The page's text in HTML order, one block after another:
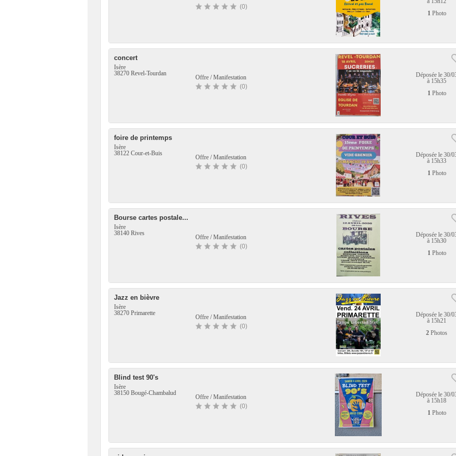
(0)
1 Photo
concert
Isère
38270 Revel-Tourdan
Offre / Manifestation
(0)
Déposée le 30/
à 15h35
1 Photo
foire de printemps
Isère
38122 Cour-et-Buis
Offre / Manifestation
(0)
Déposée le 30/
à 15h33
1 Photo
Bourse cartes postale...
Isère
38140 Rives
Offre / Manifestation
(0)
Déposée le 30/
à 15h30
1 Photo
Jazz en bièvre
Isère
38270 Primarette
Offre / Manifestation
(0)
Déposée le 30/
à 15h21
2 Photos
Blind test 90's
Isère
38150 Bougé-Chambalud
Offre / Manifestation
(0)
Déposée le 30/
à 15h18
1 Photo